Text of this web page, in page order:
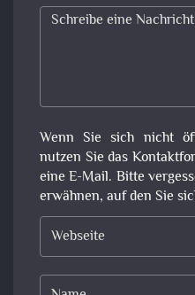
Wenn Sie sich nicht
nutzen Sie das
eine E-Mail. Bitte
erwähnen, auf den Sie